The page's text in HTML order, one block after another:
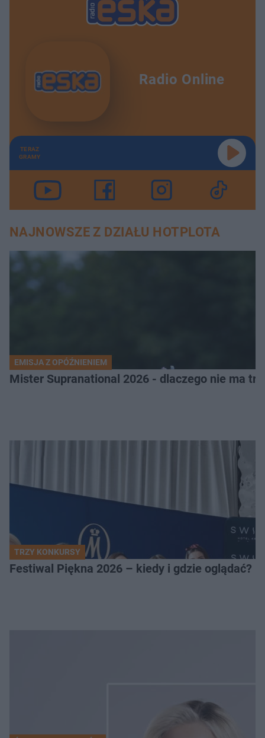
Radio Online
TERAZ
GRAMY
NAJNOWSZE Z DZIAŁU HOTPLOTA
EMISJA Z OPÓŹNIENIEM
Mister Supranational 2026 - dlaczego nie ma
TRZY KONKURSY
Festiwal Piękna 2026 – kiedy i gdzie oglądać?